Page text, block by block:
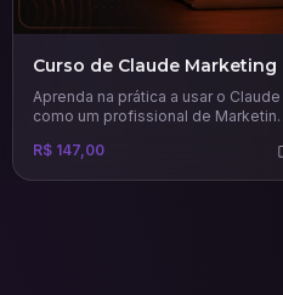
Curso de Claude Marketing
Aprenda na prática a usar o Claude
como um profissional de
automatize tudo.
R$ 147,00